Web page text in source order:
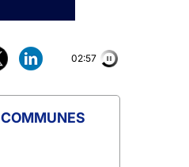
02:57
COMMUNES